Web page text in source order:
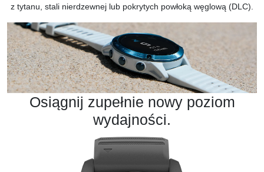
z tytanu, stali nierdzewnej lub pokrytych powłoką węglową (DLC).
Osiągnij zupełnie nowy poziom
wydajności.